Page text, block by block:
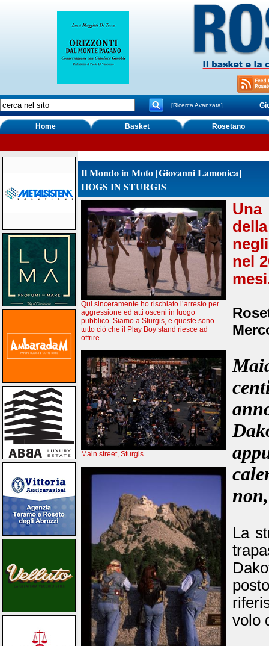
[Ricerca Avanzata]
Home Basket Rosetano
Il Mondo in Moto [Giovanni Lamonica]
HOGS IN STURGIS
Qui sinceramente ho rischiato l’arresto per
aggressione ed atti osceni in luogo
pubblico. Siamo a Sturgis, e queste sono
tutto ciò che il Play Boy stand riesce ad
offrire.
Main street, Sturgis.
nel
La
volo